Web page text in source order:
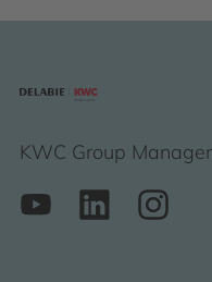
KWC Group